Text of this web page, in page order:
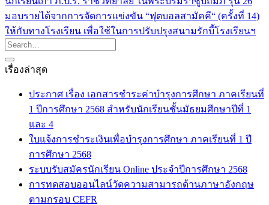
มอบรายได้จากการจัดการแข่งขัน “ฟุตบอลสามัคคี“ (ครั้งที่ 14)
ให้กับทางโรงเรียน เพื่อใช้ในการปรับปรุงสนามรักบี้โรงเรียนฯ
เรื่องล่าสุด
ประกาศ เรื่อง เอกสารชำระค่าบำรุงการศึกษา ภาคเรียนที่
1 ปีการศึกษา 2568 สำหรับนักเรียนชั้นมัธยมศึกษาปีที่ 1
และ 4
ใบแจ้งการชำระเงินเพื่อบำรุงการศึกษา ภาคเรียนที่ 1 ปี
การศึกษา 2568
ระบบรับสมัครนักเรียน Online ประจำปีการศึกษา 2568
การทดสอบออนไลน์วัดความสามารถด้านภาษาอังกฤษ
ตามกรอบ CEFR